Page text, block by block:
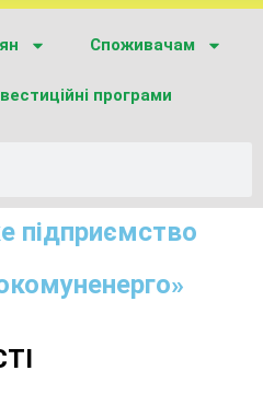
Споживачам
програми
підприємство